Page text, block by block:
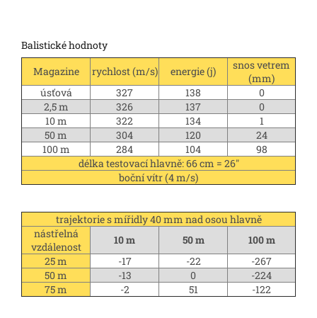
Balistické hodnoty
Magazine
rychlost (m/s) energie (j)
snos vetrem
(mm)
úsťová
327 138
0
2,5 m
326 137
0
10 m
322 134
1
50 m
304 120
24
100 m
284 104
98
délka testovací hlavně: 66 cm = 26"
boční vítr (4 m/s)
trajektorie s mířidly 40 mm nad osou hlavně
nástřelná
vzdálenost
10 m 50 m
100 m
25 m
-17 -22
-267
50 m
-13 0
-224
75 m
-2 51 -122